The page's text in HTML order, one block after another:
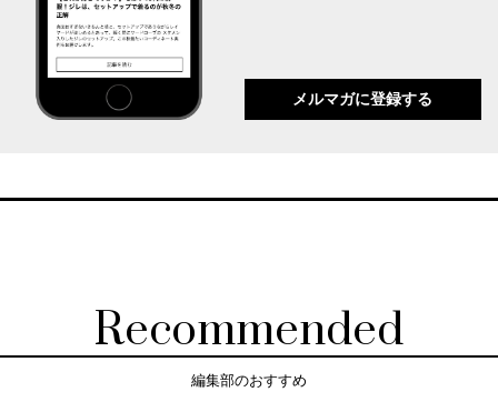
メルマガに登録する
Recommended
編集部のおすすめ